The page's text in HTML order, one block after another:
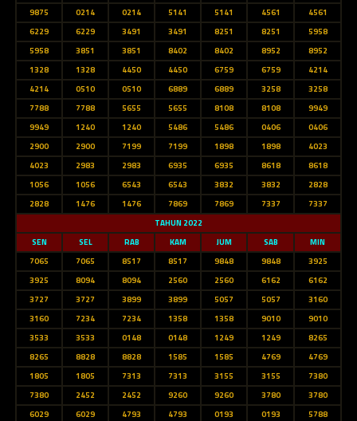
9875
0214 0214 5141 5141 4561
4561
6229
6229 3491 3491 8251 8251
5958
5958
3851 3851 8402 8402 8952
8952
1328
1328 4450 4450 6759 6759
4214
4214
0510 0510 6889 6889 3258
3258
7788
7788 5655 5655 8108 8108
9949
9949
1240 1240 5486 5486 0406
0406
2900
2900 7199 7199 1898 1898
4023
4023
2983 2983 6935 6935 8618
8618
1056
1056 6543 6543 3832 3832
2828
2828
1476 1476 7869 7869 7337
7337
TAHUN 2022
SEN
SEL RAB KAM JUM SAB
MIN
7065
7065 8517 8517 9848 9848
3925
3925
8094 8094 2560 2560 6162
6162
3727
3727 3899 3899 5057 5057
3160
3160
7234 7234 1358 1358 9010
9010
3533
3533 0148 0148 1249 1249
8265
8265
8828 8828 1585 1585 4769
4769
1805
1805 7313 7313 3155 3155
7380
7380
2452 2452 9260 9260 3780
3780
6029
6029 4793 4793 0193 0193
5788